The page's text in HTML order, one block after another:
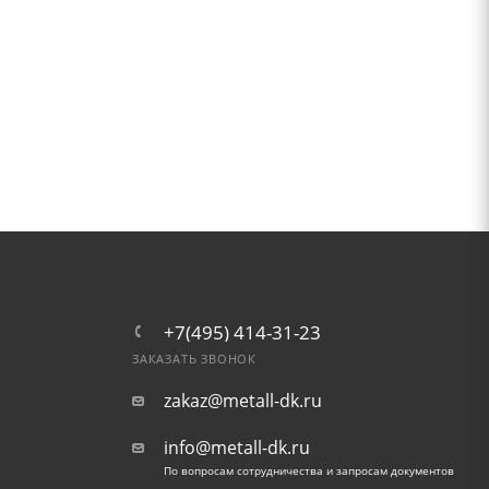
+7(495) 414-31-23
ЗАКАЗАТЬ ЗВОНОК
zakaz@metall-dk.ru
info@metall-dk.ru
По вопросам сотрудничества и запросам документов